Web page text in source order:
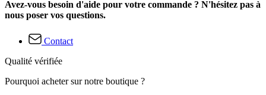
Avez-vous besoin d'aide pour votre commande ? N'hésitez pas à
nous poser vos questions.
Contact
Qualité vérifiée
Pourquoi acheter sur notre boutique ?